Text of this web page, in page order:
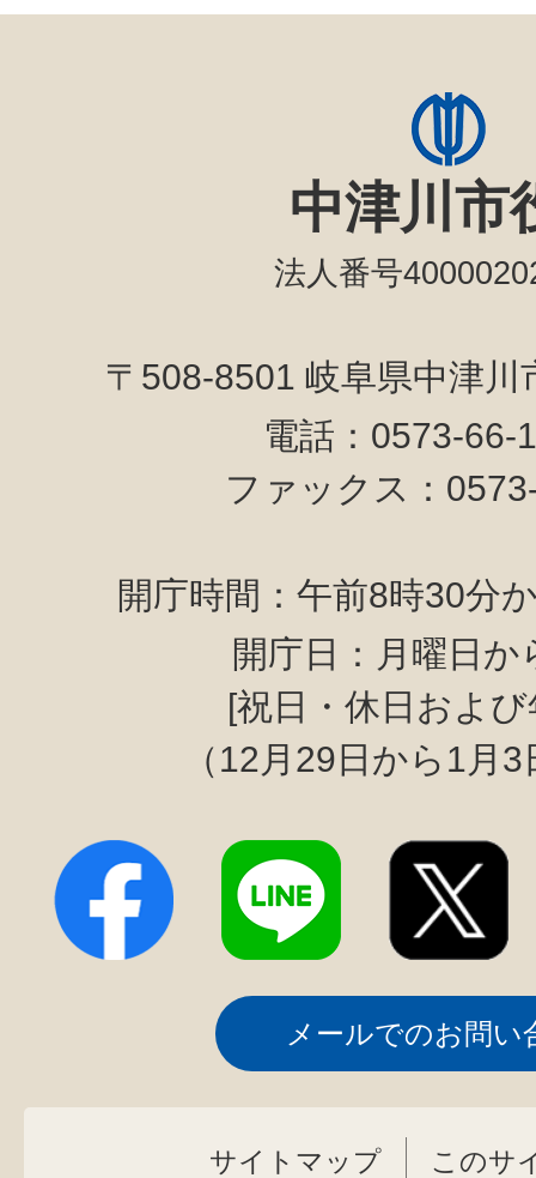
中津川市
法人番号
〒508-8501 岐阜県中津
電話：0573-
ファックス：
開庁時間：午前8時30分
開庁日：月曜日か
[祝日・休日およ
（12月29日から1月
メールでのお問い
サイトマップ このサ